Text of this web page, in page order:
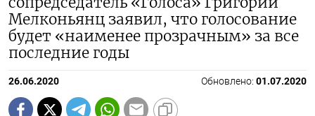
Мелконьянц заявил, что голосование
будет «наименее прозрачным» за все
последние годы
26.06.2020 Обновлено: 01.07.2020